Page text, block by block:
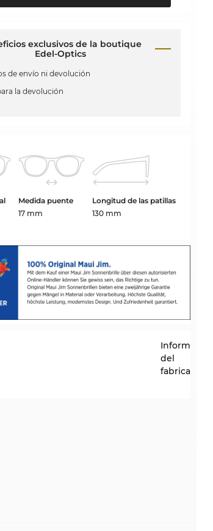
exclusivos de la boutique
Edel-Optics
de envío ni devolución
la devolución
Medida puente
17 mm
Longitud de las patillas
130 mm
del
fabricante